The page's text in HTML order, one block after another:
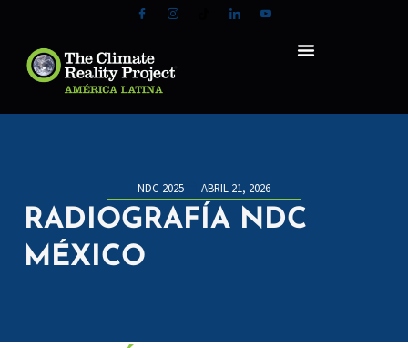
NDC 2025 ABRIL 21, 2026
RADIOGRAFÍA NDC
MÉXICO